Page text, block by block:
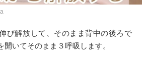
び解放して、そのまま背中の後ろで
いてそのまま３呼吸します。